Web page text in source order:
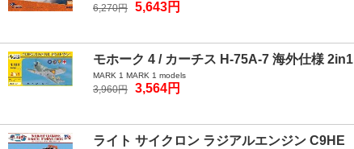
6,270円 5,643円
モホーク 4 / カーチス H-75A-7 海外仕様 2in1
MARK 1 MARK 1 models
3,960円 3,564円
ライト サイクロン ラジアルエンジン C9HE